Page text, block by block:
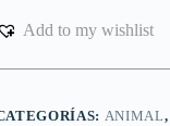
Add to my wishlist
ANIMAL,